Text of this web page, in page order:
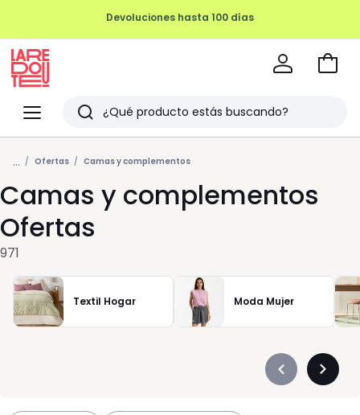
REMATE FINAL HASTA -70%
Menu
Redoute
Buscar
Últimos
artículos
vistos
Ir
... Ofertas Camas y complementos
Camas y complementos
Ofertas
971
Textil Hogar Moda Mujer
Précédent